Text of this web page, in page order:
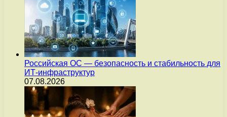
Российская ОС — безопасность и стабильность для
ИТ-инфраструктур
07.08.2026